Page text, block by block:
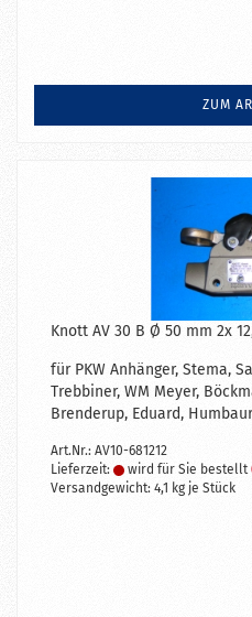
ZUM
Knott AV 30 B Ø 50 mm 2x
für PKW Anhänger, Stema,
Trebbiner, WM Meyer,
Brenderup, Eduard,
Art.Nr.: AV10-681212
Lieferzeit:
wird für Sie bestellt
Versandgewicht: 4,1 kg je Stück